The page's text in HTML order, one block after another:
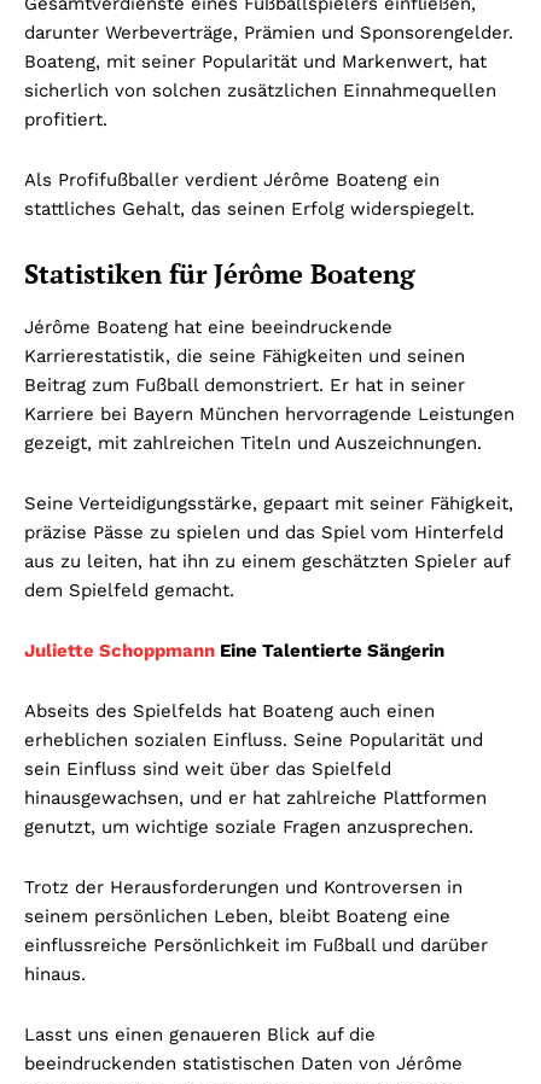
darunter Werbeverträge, Prämien und Sponsorengelder.
Boateng, mit seiner Popularität und Markenwert, hat
sicherlich von solchen zusätzlichen Einnahmequellen
profitiert.
Als Profifußballer verdient Jérôme Boateng ein
stattliches Gehalt, das seinen Erfolg widerspiegelt.
Statistiken für Jérôme Boateng
Jérôme Boateng hat eine beeindruckende
Karrierestatistik, die seine Fähigkeiten und seinen
Beitrag zum Fußball demonstriert. Er hat in seiner
Karriere bei Bayern München hervorragende Leistungen
gezeigt, mit zahlreichen Titeln und Auszeichnungen.
Seine Verteidigungsstärke, gepaart mit seiner Fähigkeit,
präzise Pässe zu spielen und das Spiel vom Hinterfeld
aus zu leiten, hat ihn zu einem geschätzten Spieler auf
dem Spielfeld gemacht.
Juliette Schoppmann Eine Talentierte Sängerin
Abseits des Spielfelds hat Boateng auch einen
erheblichen sozialen Einfluss. Seine Popularität und
sein Einfluss sind weit über das Spielfeld
hinausgewachsen, und er hat zahlreiche Plattformen
genutzt, um wichtige soziale Fragen anzusprechen.
Trotz der Herausforderungen und Kontroversen in
seinem persönlichen Leben, bleibt Boateng eine
einflussreiche Persönlichkeit im Fußball und darüber
hinaus.
Lasst uns einen genaueren Blick auf die
beeindruckenden statistischen Daten von Jérôme